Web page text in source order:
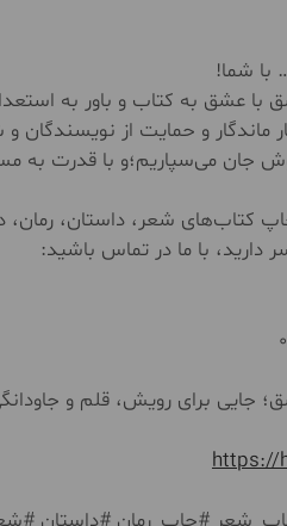
با شما!
با عشق به کتاب و باور به
ماندگار و حمایت از نویسندگان
جان می‌سپاریم؛و با قدرت به
کتاب‌های شعر، داستان، رمان،
دارید، با ما در تماس باشید:
جایی برای رویش، قلم و
https://